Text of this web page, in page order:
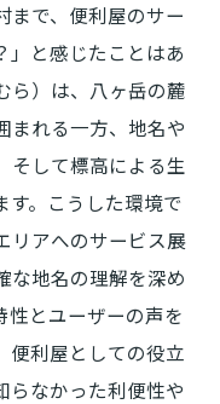
まで、便利屋のサー
」と感じたことはあ
ら）は、八ヶ岳の麓
まれる一方、地名や
そして標高による生
す。こうした環境で
リアへのサービス展
な地名の理解を深め
性とユーザーの声を
便利屋としての役立
らなかった利便性や